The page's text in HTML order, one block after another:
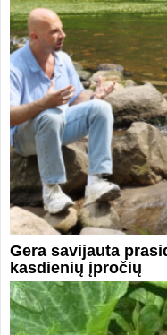
Gera savijauta
kasdienių įpročių